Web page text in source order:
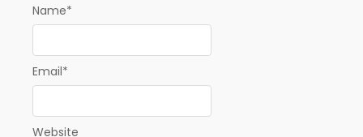
Name*
Email*
Website